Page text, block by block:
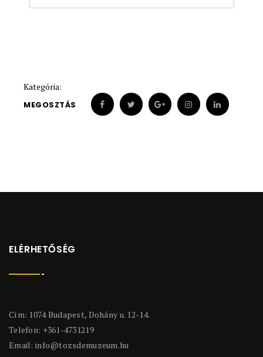
Kategória:
MEGOSZTÁS
ELÉRHETŐSÉG
Cím: 1074 Budapest, Dohány u. 12-14.
Telefon: +361-4731219
Email: info@tozsdemuzeum.hu